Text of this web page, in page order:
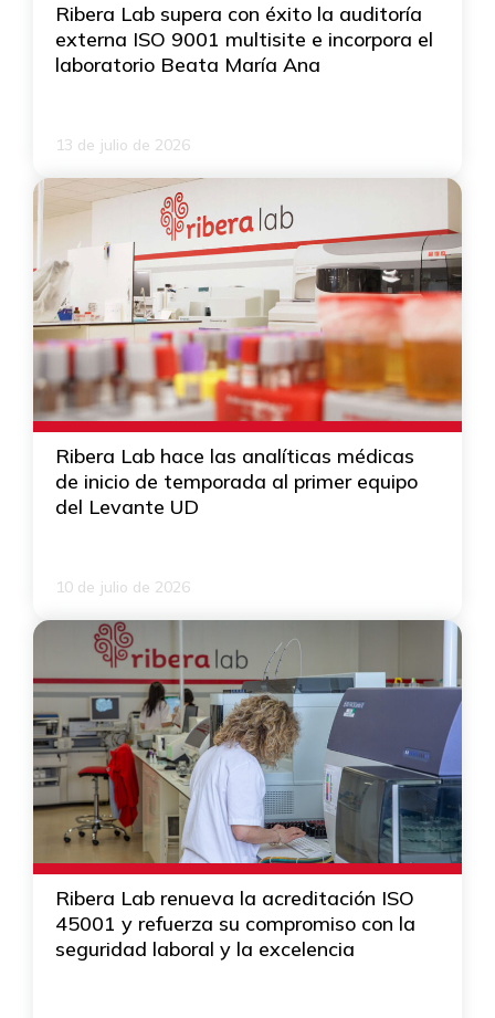
Ribera Lab supera con éxito la auditoría
externa ISO 9001 multisite e incorpora el
laboratorio Beata María Ana
13 de julio de 2026
Ribera Lab hace las analíticas médicas
de inicio de temporada al primer equipo
del Levante UD
10 de julio de 2026
Ribera Lab renueva la acreditación ISO
45001 y refuerza su compromiso con la
seguridad laboral y la excelencia